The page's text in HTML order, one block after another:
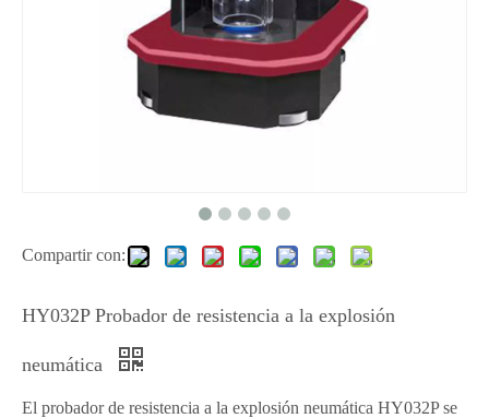
Compartir con:
HY032P Probador de resistencia a la explosión
neumática
El probador de resistencia a la explosión neumática HY032P se